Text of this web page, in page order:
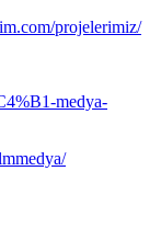
projelerimiz/
medya-